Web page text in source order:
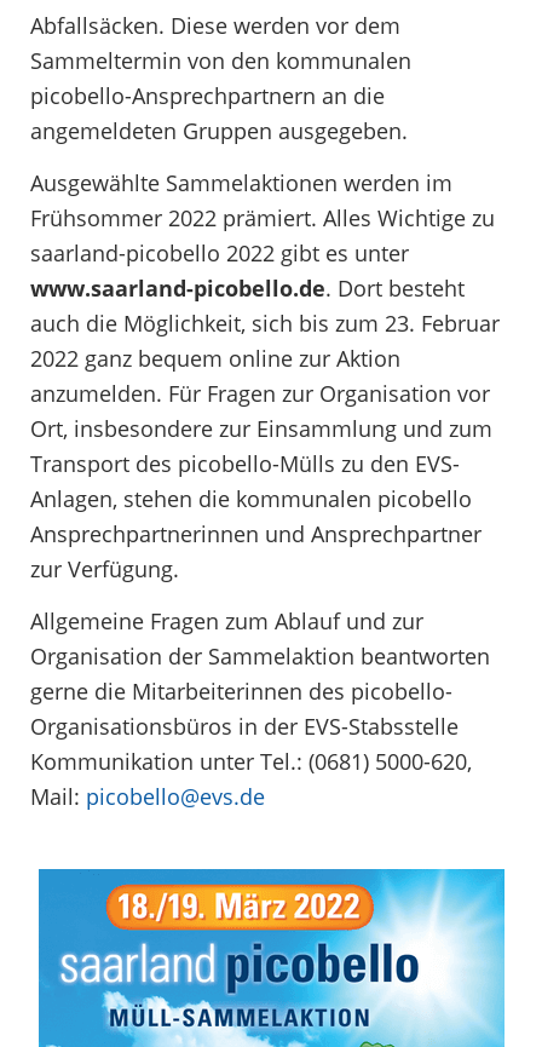
Abfallsäcken. Diese werden vor dem
Sammeltermin von den kommunalen
picobello-Ansprechpartnern an die
angemeldeten Gruppen ausgegeben.
Ausgewählte Sammelaktionen werden im
Frühsommer 2022 prämiert. Alles Wichtige zu
saarland-picobello 2022 gibt es unter
www.saarland-picobello.de. Dort besteht
auch die Möglichkeit, sich bis zum 23. Februar
2022 ganz bequem online zur Aktion
anzumelden. Für Fragen zur Organisation vor
Ort, insbesondere zur Einsammlung und zum
Transport des picobello-Mülls zu den EVS-
Anlagen, stehen die kommunalen picobello
Ansprechpartnerinnen und Ansprechpartner
zur Verfügung.
Allgemeine Fragen zum Ablauf und zur
Organisation der Sammelaktion beantworten
gerne die Mitarbeiterinnen des picobello-
Organisationsbüros in der EVS-Stabsstelle
Kommunikation unter Tel.: (0681) 5000-620,
Mail: picobello@evs.de